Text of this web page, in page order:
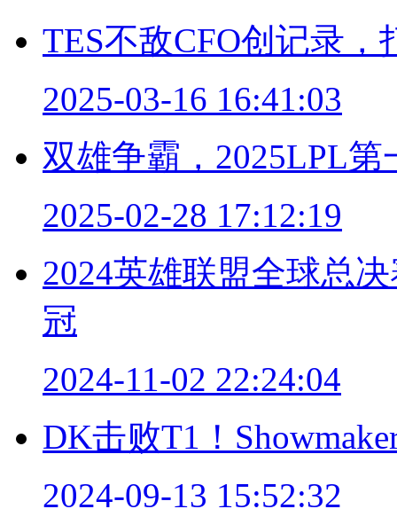
TES不敌CFO创记录
2025-03-16 16:41:03
双雄争霸，2025LPL
2025-02-28 17:12:19
2024英雄联盟全球总
冠
2024-11-02 22:24:04
DK击败T1！
2024-09-13 15:52:32